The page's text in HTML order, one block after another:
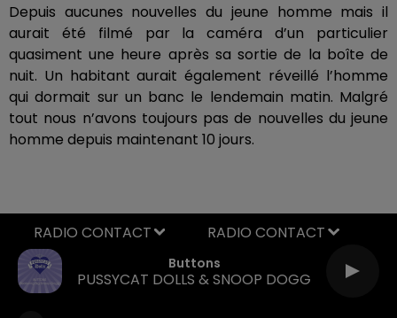
Depuis aucunes nouvelles du jeune homme mais il
aurait été filmé par la caméra d’un particulier
quasiment une heure après sa sortie de la boîte de
nuit. Un habitant aurait également réveillé l’homme
qui dormait sur un banc le lendemain matin. Malgré
tout nous n’avons toujours pas de nouvelles du jeune
homme depuis maintenant 10 jours.
Buttons
PUSSYCAT DOLLS & SNOOP DOGG
RADIO CONTACT